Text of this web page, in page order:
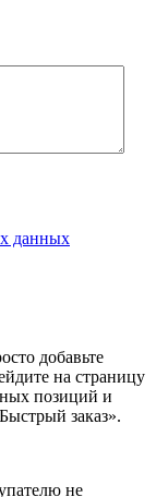
данных
добавьте
на страницу
позиций и
заказ».
не